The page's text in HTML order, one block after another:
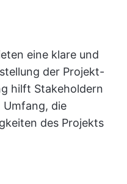
eine klare und
der Projekt-
hilft Stakeholdern
Umfang, die
des Projekts